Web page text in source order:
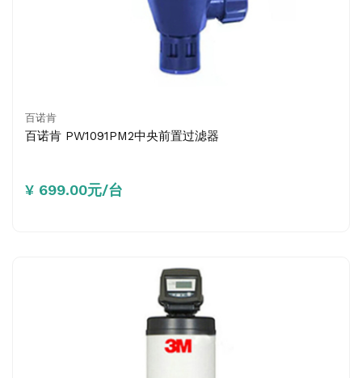
百诺肯
百诺肯 PW1091PM2中央前置过滤器
¥ 699.00元/台